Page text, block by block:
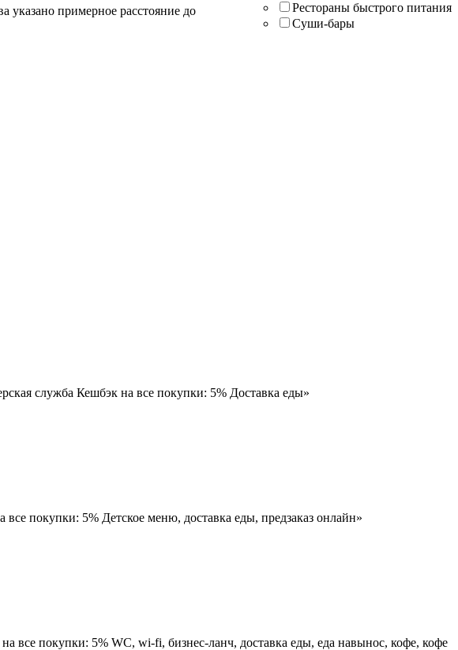
Рестораны быстрого питания
Суши-бары
указано примерное расстояние до
служба Кешбэк на все покупки: 5% Доставка еды»
покупки: 5% Детское меню, доставка еды, предзаказ онлайн»
все покупки: 5% WC, wi-fi, бизнес-ланч, доставка еды, еда навынос, кофе, кофе